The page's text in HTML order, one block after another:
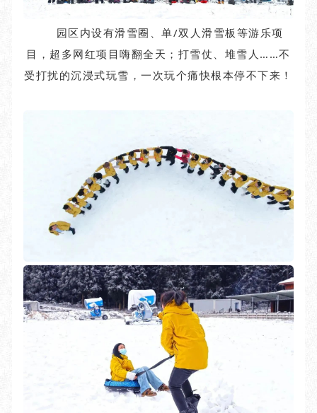
园区内设有滑雪圈、单/双人滑雪板等游乐项
目，超多网红项目嗨翻全天；打雪仗、堆雪人……不
受打扰的沉浸式玩雪，一次玩个痛快根本停不下来！